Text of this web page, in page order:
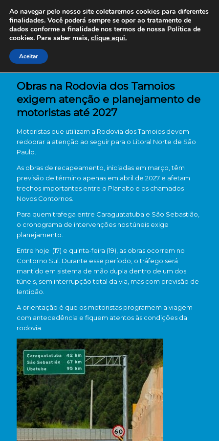
Obras na Rodovia dos Tamoios
exigem atenção e planejamento de
motoristas até 2027
Motoristas que utilizam a Rodovia dos Tamoiosdevem
redobrar a atenção ao seguir para o Litoral Norte de São
Paulo.
As obras de recapeamento, iniciadas em março, têm
previsão de término apenas em abril de 2027 e afetam
trechos importantes entre o Planalto e os chamados
Novos Contornos.
Para quem trafega entre Caraguatatuba e São Sebastião
o cronograma de intervenções nos túneis exige
planejamento.
Entre hoje (17) e quinta-feira (19), as obras ocorrem no
Contorno Sul. Durante esse período, o tráfego será
mantido em sistema de mão dupla dentro de um dos
túneis, sem interrupção total da via, mas com previsão de
lentidão.
A orientação é que os motoristas programem a viagem
com antecedência e fiquem atentos às condições da
rodovia.
Ao navegar pelo nosso site coletaremos cookies para diferentes
finalidades. Você poderá sempre se opor ao tratamento de
dados conforme a finalidade nos termos de nossa Política de
cookies. Para saber mais, clique aqui.
Aceitar